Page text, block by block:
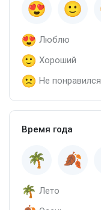
Люблю
Хороший
Не понравился
Время года
Лето